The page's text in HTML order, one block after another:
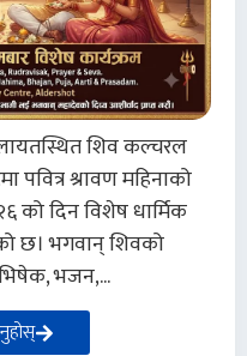
शिव कल्चरल
पवित्र श्रावण महिनाको
को दिन विशेष धार्मिक
छ। भगवान् शिवको
भजन,...